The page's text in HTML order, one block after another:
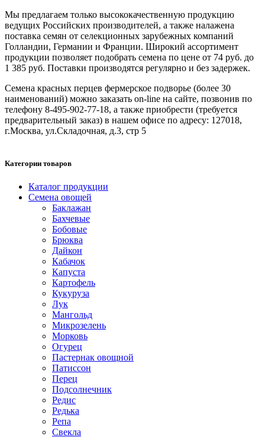
Мы предлагаем только высококачественную продукцию
ведущих Российских производителей, а также налажена
поставка семян от селекционных зарубежных компаний
Голландии, Германии и Франции. Широкий ассортимент
продукции позволяет подобрать семена по цене от 74 руб. до
1 385 руб. Поставки производятся регулярно и без задержек.
Семена красных перцев фермерское подворье (более 30
наименований) можно заказать on-line на сайте, позвонив по
телефону 8-495-902-77-18, а также приобрести (требуется
предварительный заказ) в нашем офисе по адресу: 127018,
г.Москва, ул.Складочная, д.3, стр 5
Категории товаров
Каталог продукции
Семена овощей
Баклажан
Бахчевые
Бобовые
Брюква
Дайкон
Кабачок
Капуста
Картофель
Кукуруза
Лук
Мангольд
Микрозелень
Морковь
Огурец
Пастернак овощной
Патиссон
Перец
Подсолнечник
Редис
Редька
Репа
Свекла